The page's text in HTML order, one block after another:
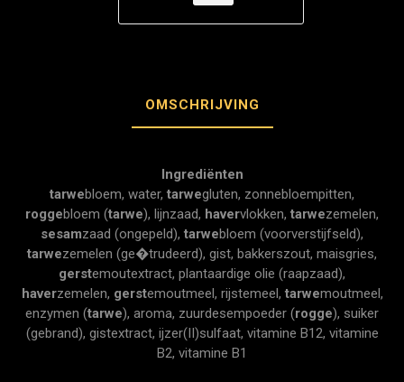
OMSCHRIJVING
Ingrediënten
tarwebloem, water, tarwegluten, zonnebloempitten,
roggebloem (tarwe), lijnzaad, havervlokken, tarwezemelen,
sesamzaad (ongepeld), tarwebloem (voorverstijfseld),
tarwezemelen (ge�trudeerd), gist, bakkerszout, maisgries,
gerstemoutextract, plantaardige olie (raapzaad),
haverzemelen, gerstemoutmeel, rijstemeel, tarwemoutmeel,
enzymen (tarwe), aroma, zuurdesempoeder (rogge), suiker
(gebrand), gistextract, ijzer(II)sulfaat, vitamine B12, vitamine
B2, vitamine B1